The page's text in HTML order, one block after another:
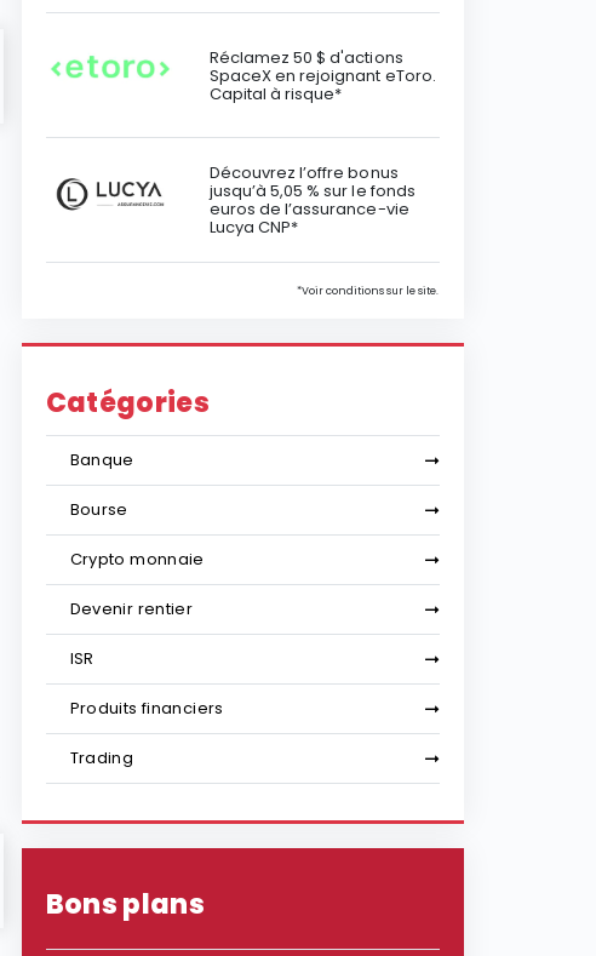
Réclamez 50 $ d'actions
SpaceX en rejoignant eToro.
Capital à risque*
Découvrez l’offre bonus
jusqu’à 5,05 % sur le fonds
euros de l’assurance-vie
Lucya CNP*
*Voir conditions sur le site.
Catégories
Banque
Bourse
Crypto monnaie
Devenir rentier
ISR
Produits financiers
Trading
Bons plans